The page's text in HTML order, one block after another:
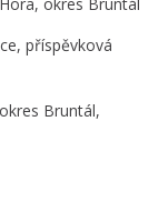
příspěvková
Bruntál,